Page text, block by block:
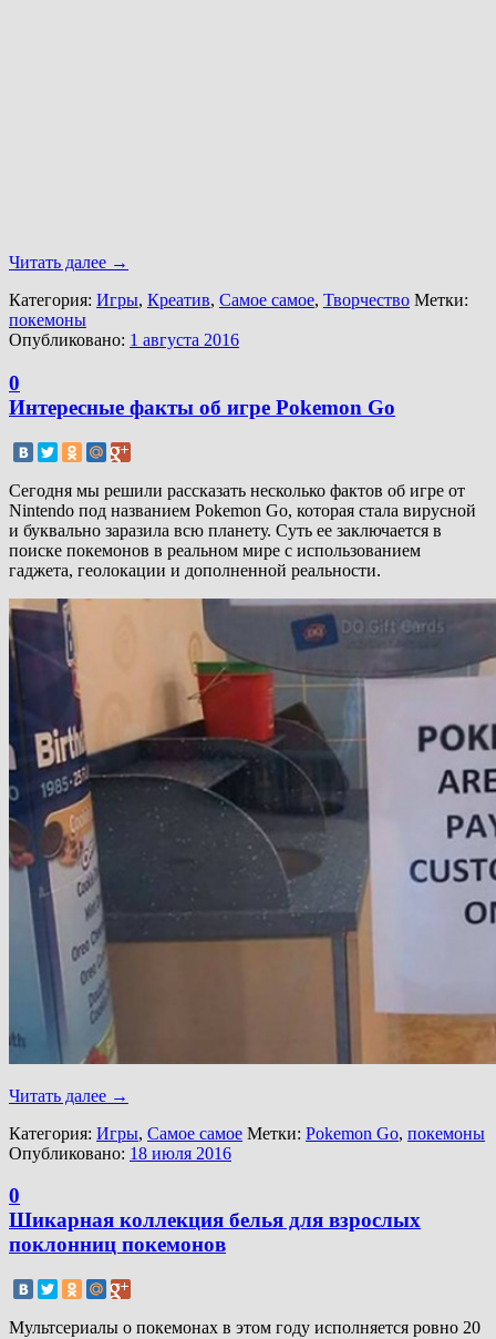
Читать далее →
Категория: Игры, Креатив, Самое самое, Творчество Метки:
покемоны
Опубликовано: 1 августа 2016
0
Интересные факты об игре Pokemon Go
Сегодня мы решили рассказать несколько фактов об игре от
Nintendo под названием Pokemon Go, которая стала вирусной
и буквально заразила всю планету. Суть ее заключается в
поиске покемонов в реальном мире с использованием
гаджета, геолокации и дополненной реальности.
Читать далее →
Категория: Игры, Самое самое Метки: Pokemon Go, покемоны
Опубликовано: 18 июля 2016
0
Шикарная коллекция белья для взрослых
поклонниц покемонов
Мультсериалы о покемонах в этом году исполняется ровно 20